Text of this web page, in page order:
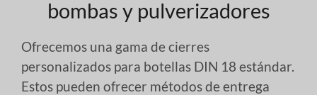
bombas y pulverizadores
Ofrecemos una gama de cierres
personalizados para botellas DIN 18 estándar.
Estos pueden ofrecer métodos de entrega